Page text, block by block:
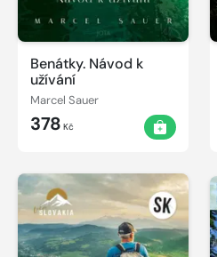
Benátky. Návod k
užívání
Marcel Sauer
378 Kč